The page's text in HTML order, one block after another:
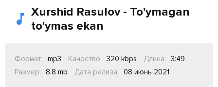
Xurshid Rasulov - To'ymagan
to'ymas ekan
Формат: mp3 Качество: 320 kbps Длина:
3:49
Размер:
8.8 mb Дата релиза: 08 июнь 2021